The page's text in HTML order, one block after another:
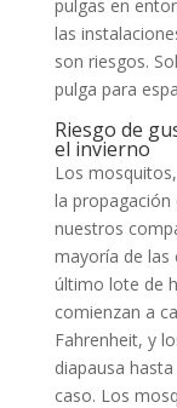
pulgas en
las
son riesgos.
pulga para
Riesgo de
el invierno
Los
la
nuestros
mayoría de las
último lote de
comienzan a
Fahrenheit, y
diapausa
caso. Los